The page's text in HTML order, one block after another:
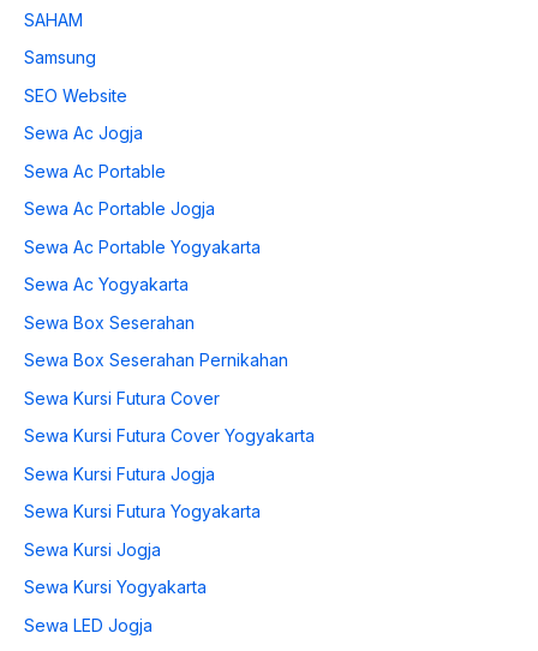
SAHAM
Samsung
SEO Website
Sewa Ac Jogja
Sewa Ac Portable
Sewa Ac Portable Jogja
Sewa Ac Portable Yogyakarta
Sewa Ac Yogyakarta
Sewa Box Seserahan
Sewa Box Seserahan Pernikahan
Sewa Kursi Futura Cover
Sewa Kursi Futura Cover Yogyakarta
Sewa Kursi Futura Jogja
Sewa Kursi Futura Yogyakarta
Sewa Kursi Jogja
Sewa Kursi Yogyakarta
Sewa LED Jogja